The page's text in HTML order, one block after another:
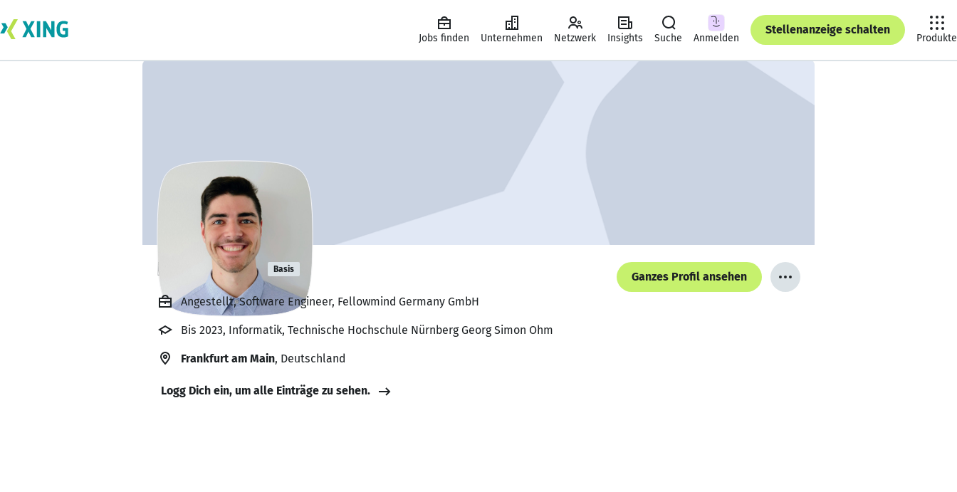
Jobs finden Unternehmen Netzwerk Insights Suche Anmelden
Stellenanzeige schalten
Produkte
Kai Fröhlich Basis
Ganzes Profil ansehen
Angestellt, Software Engineer, Fellowmind Germany GmbH
Bis 2023, Informatik, Technische Hochschule Nürnberg Georg Simon Ohm
Frankfurt am Main, Deutschland
Logg Dich ein, um alle Einträge zu sehen.